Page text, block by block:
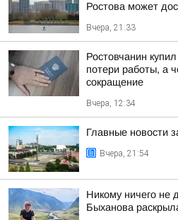
Ростова может
Вчера, 21:33
Ростовчанин
потери работы, а
сокращение
Вчера, 12:34
Главные новости
Вчера, 21:54
Никому ничего не
Быханова